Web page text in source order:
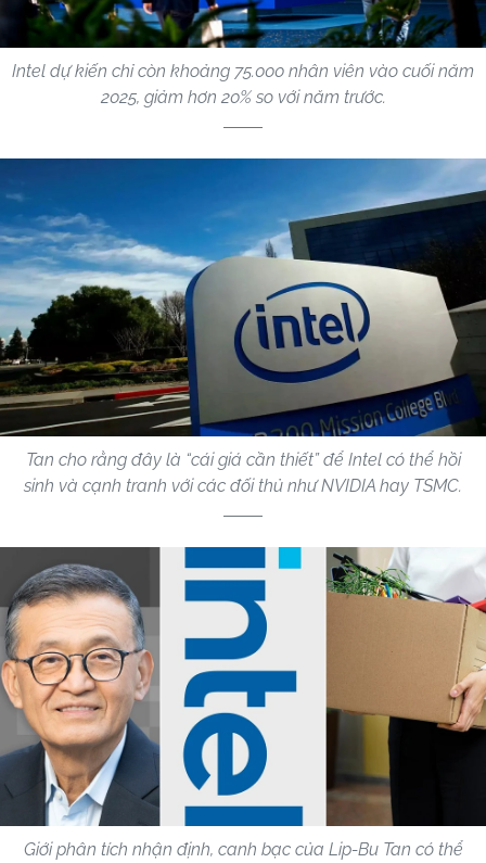
Intel dự kiến chỉ còn khoảng 75.000 nhân viên vào cuối năm
2025, giảm hơn 20% so với năm trước.
Tan cho rằng đây là “cái giá cần thiết” để Intel có thể hồi
sinh và cạnh tranh với các đối thủ như NVIDIA hay TSMC.
Giới phân tích nhận định, canh bạc của Lip-Bu Tan có thể